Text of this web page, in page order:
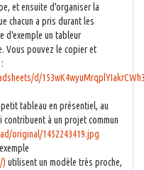
et ensuite d'organiser la
chacun a pris durant les
d'exemple un tableur
Vous pouvez le copier et
d/
tableau en présentiel, au
à un projet commun
original/1452243419.jpg
) utilisent un modèle très proche,